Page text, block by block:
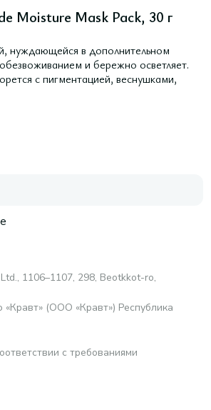
Moisture Mask Pack, 30 г
нуждающейся в дополнительном
и бережно осветляет.
с пигментацией, веснушками,
1106–1107, 298, Beotkkot-ro,
(ООО «Кравт») Республика
с требованиями